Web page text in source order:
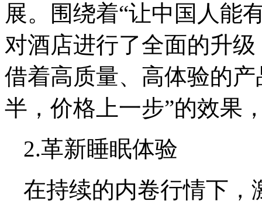
展。围绕着“让中国人能
对酒店进行了全面的升
借着高质量、高体验的
半，价格上一步”的效果
2.革新睡眠体验
在持续的内卷行情下，